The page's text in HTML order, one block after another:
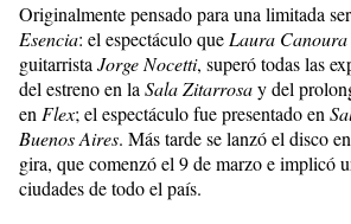
Originalmente pensado para una limitada
Esencia: el espectáculo queLaura Canoura
guitarristaJorge Nocetti, superó todas las
del estreno en laSala Zitarrosay del
enFlex; el espectáculo fue presentado en
Buenos Aires. Más tarde se lanzó el disco
gira, que comenzó el 9 de marzo e implicó
ciudades de todo el país.